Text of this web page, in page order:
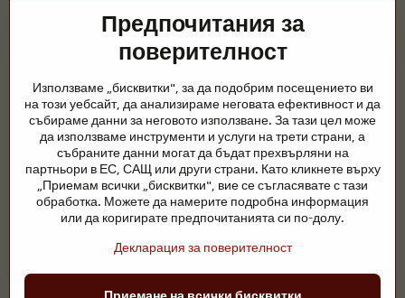
Градинските езера са красиво допълнение към всеки екстериор
и създават хармонична среда за релаксация и живот на водните
животни. Правилната технология, филтрацията и редовната
през цялата година. Също толкова важна е грижата за
животните, които са част от нашия живот.
Конете се нуждаят от висококачествени конски принадлежности,
правилно хранене и отговорни грижи, за да бъдат здрави, силни
и доволни. Независимо дали става въпрос за екипировка за
ездачи, развъдчици или любители на природата, целта е да се
създаде среда, която подкрепя естествения баланс,
Предпочитания за
поверителност
Използваме „бисквитки", за да подобрим посещението ви
на този уебсайт, да анализираме неговата ефективност и да
събираме данни за неговото използване. За тази цел може
да използваме инструменти и услуги на трети страни, а
събраните данни могат да бъдат прехвърляни на
партньори в ЕС, САЩ или други страни. Като кликнете върху
„Приемам всички „бисквитки", вие се съгласявате с тази
обработка. Можете да намерите подробна информация
или да коригирате предпочитанията си по-долу.
Декларация за поверителност